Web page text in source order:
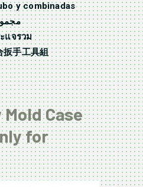
y combinadas
แจรวม
扳手工具組
Case
for